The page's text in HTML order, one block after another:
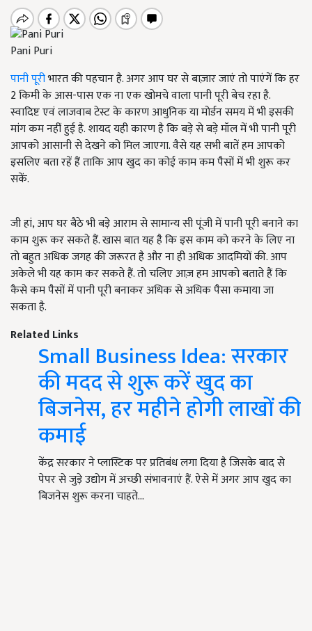
Pani Puri
पानी पूरीभारत की पहचान है. अगर आप घर से बाज़ार जाएं तो पाएंगें कि हर
2 किमी के आस-पास एक ना एक खोमचे वाला पानी पूरी बेच रहा है.
स्वादिष्ट एवं लाजवाब टेस्ट के कारण आधुनिक या मोर्डन समय में भी इसकी
मांग कम नहीं हुई है. शायद यही कारण है कि बड़े से बड़े मॉल में भी पानी पूरी
आपको आसानी से देखने को मिल जाएगा. वैसे यह सभी बातें हम आपको
इसलिए बता रहें हैं ताकि आप खुद का कोई काम कम पैसों में भी शुरू कर
सकें.
जी हां, आप घर बैठे भी बड़े आराम से सामान्य सी पूंजी में पानी पूरी बनाने का
काम शुरू कर सकते हैं. खास बात यह है कि इस काम को करने के लिए ना
तो बहुत अधिक जगह की जरूरत है और ना ही अधिक आदमियों की. आप
अकेले भी यह काम कर सकते हैं. तो चलिए आज़ हम आपको बताते हैं कि
कैसे कम पैसों में पानी पूरी बनाकर अधिक से अधिक पैसा कमाया जा
सकता है.
Related Links
Small Business Idea: सरकार
की मदद से शुरू करें खुद का
बिजनेस, हर महीने होगी लाखों की
कमाई
केंद्र सरकार ने प्लास्टिक पर प्रतिबंध लगा दिया है जिसके बाद से
पेपर से जुड़े उद्योग में अच्छी संभावनाएं हैं. ऐसे में अगर आप खुद का
बिजनेस शुरू करना चाहते…